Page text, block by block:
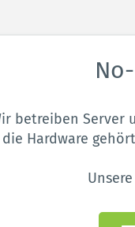
betreiben Server
die Hardware